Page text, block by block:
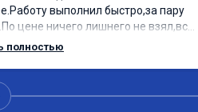
выполнил быстро,за пару
цене ничего лишнего не взял,всё
заранее.После
ехать в случае поломки
рекомендую Алексея
полностью